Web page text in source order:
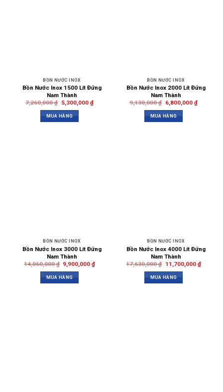
BỒN NƯỚC INOX
Bồn Nước Inox 1500 Lít Đứng
Nam Thành
7,260,000₫ 5,300,000 ₫
MUA HÀNG
BỒN NƯỚC INOX
Bồn Nước Inox 2000 Lít Đứng
Nam Thành
9,130,000₫ 6,800,000 ₫
MUA HÀNG
BỒN NƯỚC INOX
Bồn Nước Inox 3000 Lít Đứng
Nam Thành
14,060,000₫ 9,900,000₫
MUA HÀNG
BỒN NƯỚC INOX
Bồn Nước Inox 4000 Lít Đứng
Nam Thành
17,630,000₫ 11,700,000 ₫
MUA HÀNG